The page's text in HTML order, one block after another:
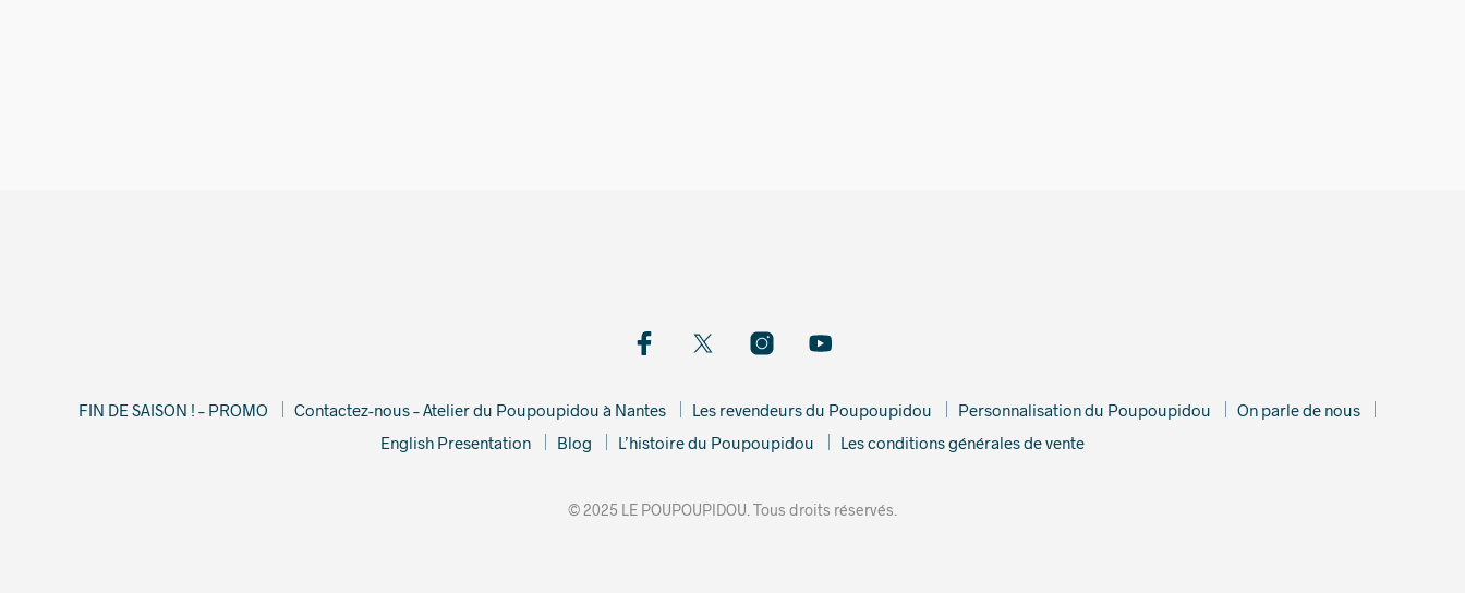
FIN DE SAISON ! – PROMO Contactez-nous – Atelier du Poupoupidou à Nantes Les revendeurs du Poupoupidou Personnalisation du Poupoupidou
On parle de nous
English Presentation
Blog L’histoire du Poupoupidou Les conditions générales de vente
© 2025 LE POUPOUPIDOU. Tous droits réservés.